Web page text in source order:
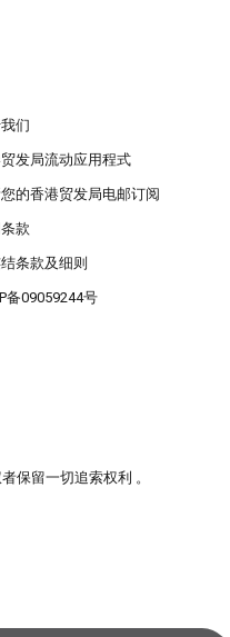
们
发局流动应用程式
的香港贸发局电邮订阅
款
条款及细则
备09059244号
保留一切追索权利 。